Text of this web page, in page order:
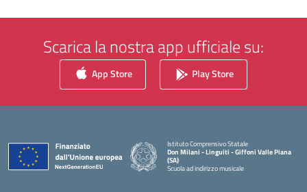
Scarica la nostra app ufficiale su:
App Store Play Store
Istituto Comprensivo Statale
Don Milani - Linguiti - Giffoni Valle Piana
(SA)
Scuola ad indirizzo musicale